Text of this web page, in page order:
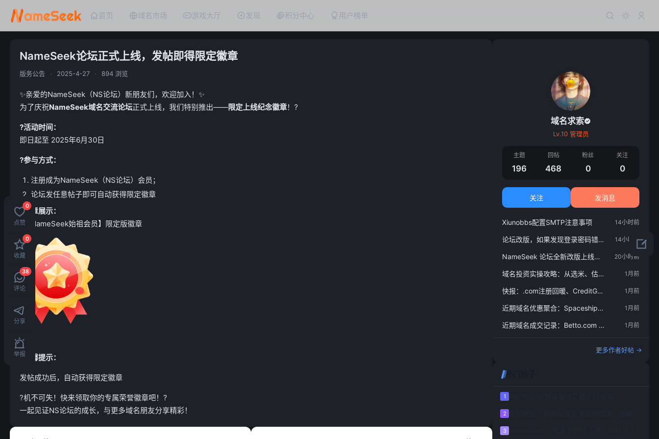
首页 域名市场 游戏大厅 发现 积分中心 用户榜单
0
点赞
0
收藏
38
评论
分享
举报
NameSeek论坛正式上线，发帖即得限定徽章
版务公告 · 2025-4-27 · 894 浏览
✨亲爱的NameSeek（NS论坛）新朋友们，欢迎加入！ ✨
为了庆祝NameSeek域名交流论坛正式上线，我们特别推出——限定上线纪念徽章！?
?活动时间：
即日起至 2025年6月30日
?参与方式：
注册成为NameSeek（NS论坛）会员；
论坛发任意帖子即可自动获得限定徽章
?徽章展示：
?【NameSeek始祖会员】限定版徽章
?温馨提示：
发帖成功后，自动获得限定徽章
?机不可失！快来领取你的专属荣誉徽章吧！?
一起见证NS论坛的成长，与更多域名朋友分享精彩！
域名求索
Lv.10 管理员
主题
196
回帖
468
粉丝
0
关注
0
关注 发消息
Xiunobbs配置SMTP注意事项 14小时前
论坛改版，如果发现登录密码错误，请重置密码
14小时前
NameSeek 论坛全新改版上线｜回帖领 1000 金币
20小时前
域名投资实操攻略：从选米、估值到卖出的完整流
1月前
快报：.com注册回暖、CreditGPT.com争议、
1月前
近期域名优惠聚合：Spaceship $2.88、1月前
近期域名成交记录：Betto.com 12.8万美元、x.gg
1月前
更多作者好帖 →
热门帖子
1
2
3